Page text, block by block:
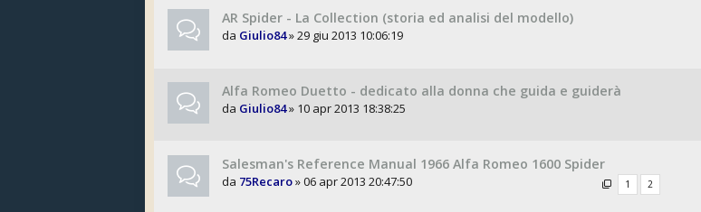
AR Spider - La Collection (storia ed analisi del modello)
da Giulio84» 29 giu 2013 10:06:19
Alfa Romeo Duetto - dedicato alla donna che guida e guiderà
da Giulio84» 10 apr 2013 18:38:25
Salesman's Reference Manual 1966 Alfa Romeo 1600 Spider
1 2
da 75Recaro» 06 apr 2013 20:47:50